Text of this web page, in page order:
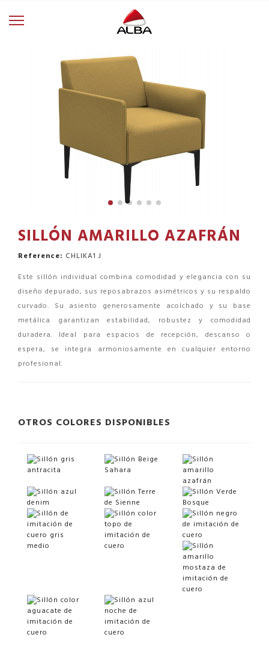
SILLÓN AMARILLO AZAFRÁN
Reference: CHLIKA1 J
Este sillón individual combina comodidad y elegancia con su
diseño depurado, sus reposabrazos asimétricos y su respaldo
curvado. Su asiento generosamente acolchado y su base
metálica garantizan estabilidad, robustez y comodidad
duradera. Ideal para espacios de recepción, descanso o
espera, se integra armoniosamente en cualquier entorno
profesional.
OTROS COLORES DISPONIBLES